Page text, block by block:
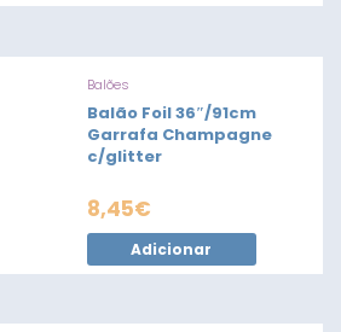
Balões
Balão Foil 36″/91cm
Garrafa Champagne
c/glitter
8,45€
Adicionar